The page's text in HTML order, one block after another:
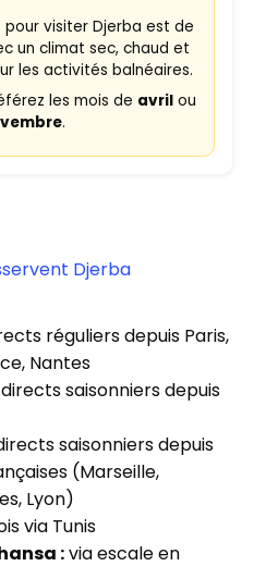
visiter Djerba est de
un climat sec, chaud et
les activités balnéaires.
les mois de avrilou
.
Djerba
réguliers depuis Paris,
Nantes
saisonniers depuis
saisonniers depuis
(Marseille,
Lyon)
via Tunis
:via escale en